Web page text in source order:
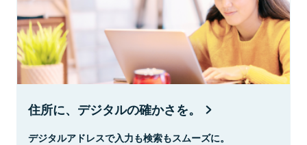
住所に、デジタルの確かさを。
デジタルアドレスで入力も検索もスムーズに。